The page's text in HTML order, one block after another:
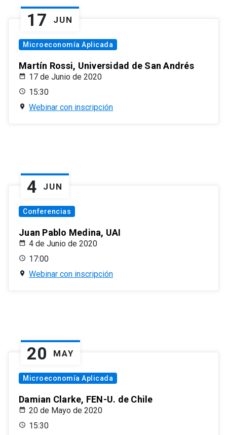
17 JUN
Microeconomía Aplicada
Martín Rossi, Universidad de San Andrés
17 de Junio de 2020
15:30
Webinar con inscripción
4 JUN
Conferencias
Juan Pablo Medina, UAI
4 de Junio de 2020
17:00
Webinar con inscripción
20 MAY
Microeconomía Aplicada
Damian Clarke, FEN-U. de Chile
20 de Mayo de 2020
15:30